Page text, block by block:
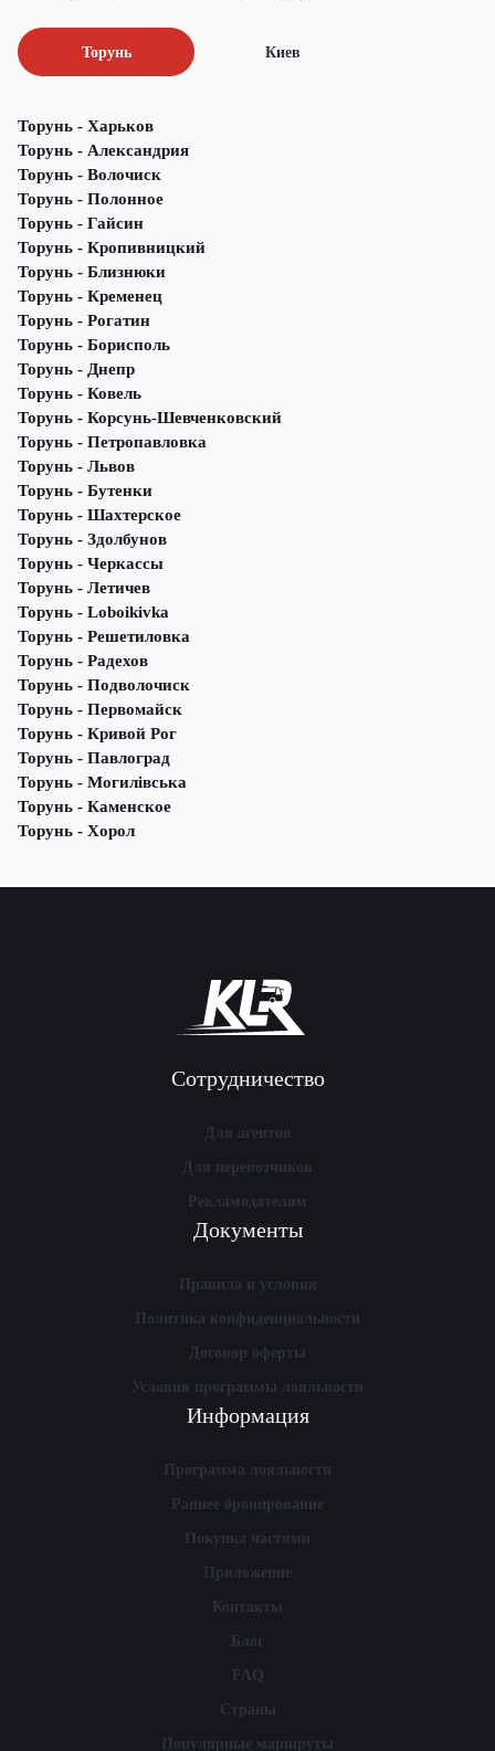
Торунь Киев
Торунь - Харьков
Торунь - Александрия
Торунь - Волочиск
Торунь - Полонное
Торунь - Гайсин
Торунь - Кропивницкий
Торунь - Близнюки
Торунь - Кременец
Торунь - Рогатин
Торунь - Борисполь
Торунь - Днепр
Торунь - Ковель
Торунь - Корсунь-Шевченковский
Торунь - Петропавловка
Торунь - Львов
Торунь - Бутенки
Торунь - Шахтерское
Торунь - Здолбунов
Торунь - Черкассы
Торунь - Летичeв
Торунь - Loboikivka
Торунь - Решетиловка
Торунь - Радехов
Торунь - Подволочиск
Торунь - Первомайск
Торунь - Кривой Рог
Торунь - Павлоград
Торунь - Могилівська
Торунь - Каменское
Торунь - Хорол
Сотрудничество
Для агентов
Для перевозчиков
Рекламодателям
Документы
Правила и условия
Политика конфиденциальности
Договор оферты
Условия программы лояльности
Информация
Программа лояльности
Раннее бронирование
Покупка частями
Приложение
Контакты
Блог
FAQ
Страны
Популярные маршруты